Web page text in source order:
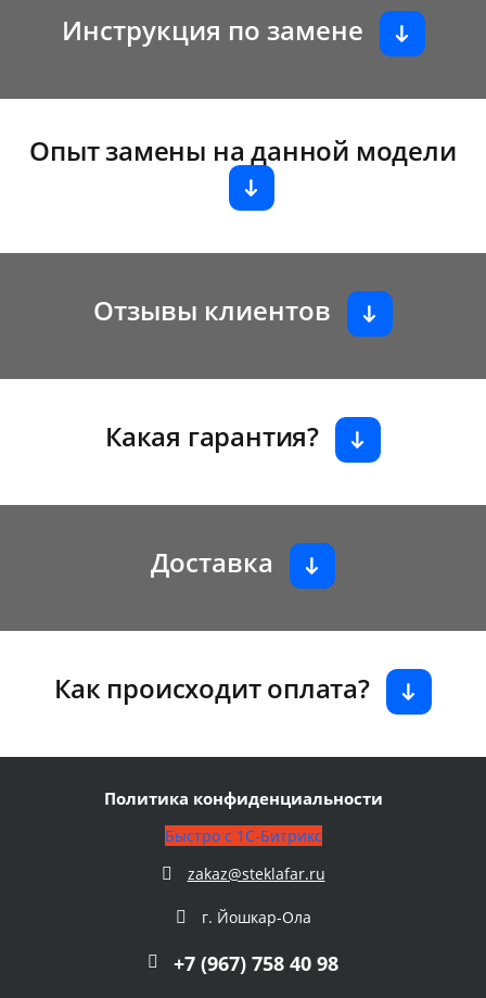
Инструкция по замене
Опыт замены на данной модели
Отзывы клиентов
Какая гарантия?
Доставка
Как происходит оплата?
Политика конфиденциальности
Быстро с 1С-Битрикс
zakaz@steklafar.ru
г. Йошкар-Ола
+7 (967) 758 40 98